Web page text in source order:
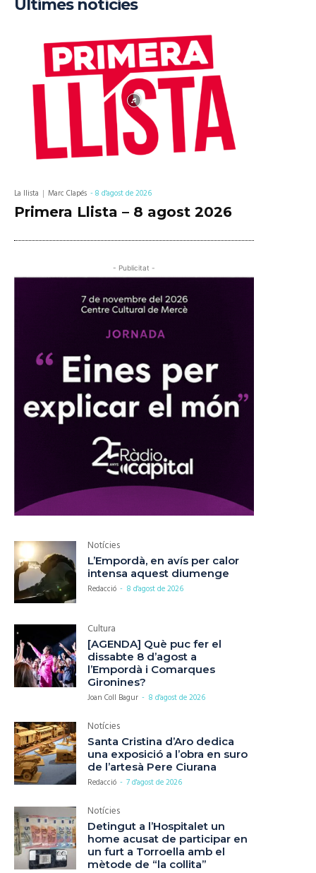
Últimes notícies
La llista Marc Clapés -8 d'agost de 2026
Primera Llista – 8 agost 2026
- Publicitat -
Notícies
L’Empordà, en avís per calor
intensa aquest diumenge
Redacció - 8 d'agost de 2026
Cultura
[AGENDA] Què puc fer el
dissabte 8 d’agost a
l’Empordà i Comarques
Gironines?
Joan Coll Bagur - 8 d'agost de 2026
Notícies
Santa Cristina d’Aro dedica
una exposició a l’obra en suro
de l’artesà Pere Ciurana
Redacció - 7 d'agost de 2026
Notícies
Detingut a l’Hospitalet un
home acusat de participar en
un furt a Torroella amb el
mètode de “la collita”